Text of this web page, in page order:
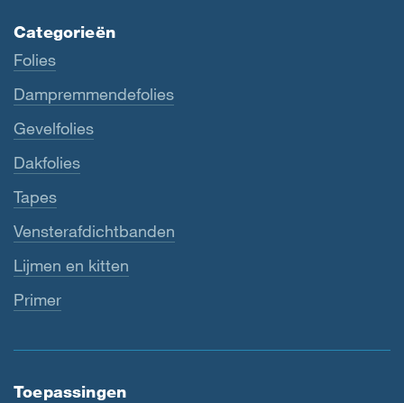
Categorieën
Folies
Dampremmendefolies
Gevelfolies
Dakfolies
Tapes
Vensterafdichtbanden
Lijmen en kitten
Primer
Toepassingen